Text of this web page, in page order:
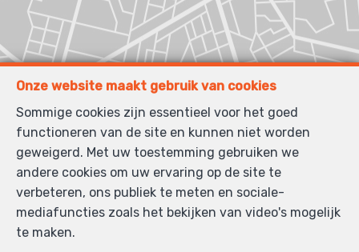
Onze website maakt gebruik van cookies
Sommige cookies zijn essentieel voor het goed
functioneren van de site en kunnen niet worden
geweigerd. Met uw toestemming gebruiken we
andere cookies om uw ervaring op de site te
verbeteren, ons publiek te meten en sociale-
mediafuncties zoals het bekijken van video's mogelijk
te maken.